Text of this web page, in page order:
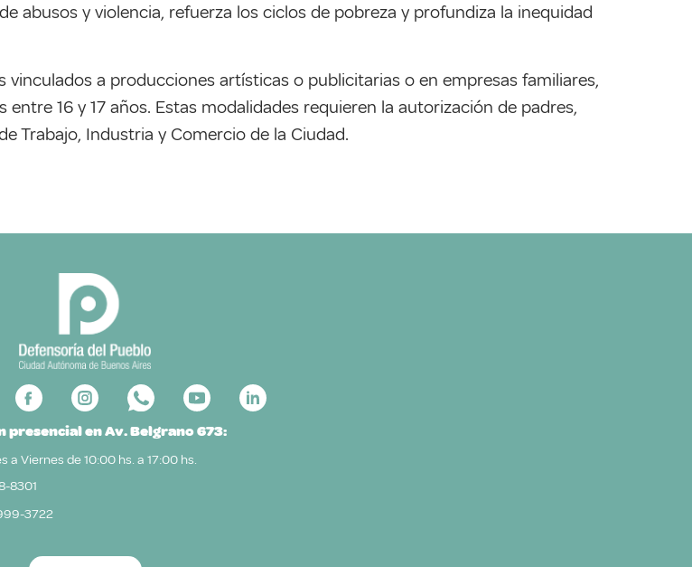
abusos y violencia, refuerza los ciclos de pobreza y profundiza la inequidad
a producciones artísticas o publicitarias o en empresas familiares,
16 y 17 años. Estas modalidades requieren la autorización de padres,
Trabajo, Industria y Comercio de la Ciudad.
presencial en Av. Belgrano 673:
a Viernes de 10:00 hs. a 17:00 hs.
8301
3722